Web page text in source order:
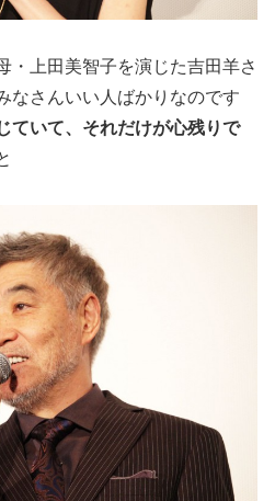
・上田美智子を演じた吉田羊さ
なさんいい人ばかりなのです
ていて、それだけが心残りで